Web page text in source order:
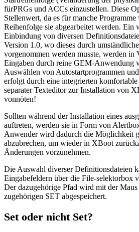
fürPRGs und ACCs einzustellen. Diese
Stellenwert, da es für manche
Reihenfolge sie abgearbeitet werden. Ein
Einbindung von diversen
Version 1.0, wo dieses durch
vorgenommen werden musste, werden in
Eingaben durch reine GEM-Anwendung
Auswählen von Autostartprogrammen
erfolgt durch eine integrierten
separater Texteditor zur Installation von
vonnöten!
Sollten während der Installation eines
auftreten, werden sie in Form von
Anwender wird dadurch die Möglichkeit
abzubrechen, um wieder in XBoot
Änderungen vorzunehmen.
Die Auswahl diverser Definitionsdateien
Eingabefeldern über die File-selektorbox
Der dazugehörige Pfad wird mit der
zugehörigen SET abgespeichert.
Set oder nicht Set?